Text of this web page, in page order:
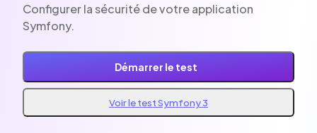
Configurer la sécurité de votre application
Symfony.
Démarrer le test
Voir le test Symfony 3